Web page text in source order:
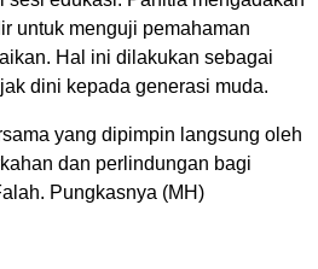
untuk menguji pemahaman
Hal ini dilakukan sebagai
dini kepada generasi muda.
yang dipimpin langsung oleh
dan perlindungan bagi
Pungkasnya (MH)